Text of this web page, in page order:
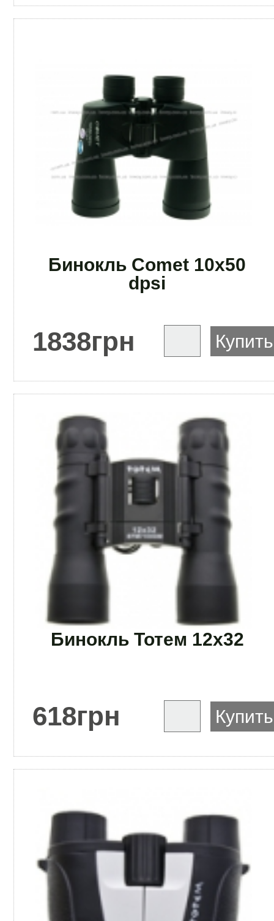
Бинокль Comet 10x50
dpsi
1838грн Купить
Бинокль Тотем 12х32
618грн Купить